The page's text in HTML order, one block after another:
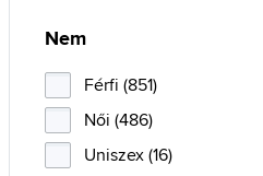
Nem
Férfi (851)
Női (486)
Uniszex (16)